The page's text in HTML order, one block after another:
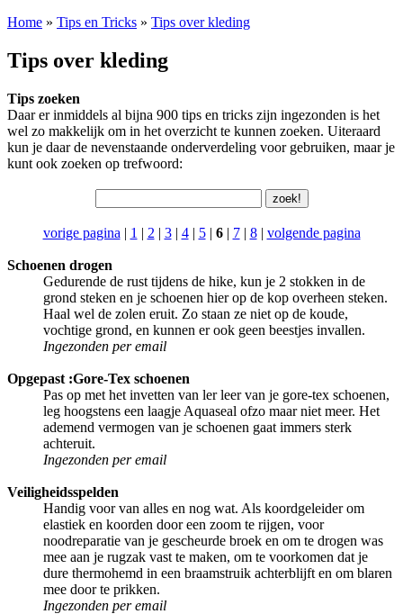
Home » Tips en Tricks » Tips over kleding
Tips over kleding
Tips zoeken
Daar er inmiddels al bijna 900 tips en tricks zijn ingezonden is het
wel zo makkelijk om in het overzicht te kunnen zoeken. Uiteraard
kun je daar de nevenstaande onderverdeling voor gebruiken, maar je
kunt ook zoeken op trefwoord:
vorige pagina | 1 | 2 | 3| 4| 5| 6| 7| 8| volgende pagina
Schoenen drogen
Gedurende de rust tijdens de hike, kun je 2 stokken in de
grond steken en je schoenen hier op de kop overheen steken.
Haal wel de zolen eruit. Zo staan ze niet op de koude,
vochtige grond, en kunnen er ook geen beestjes invallen.
Ingezonden per email
Opgepast :Gore-Tex schoenen
Pas op met het invetten van ler leer van je gore-tex schoenen,
leg hoogstens een laagje Aquaseal ofzo maar niet meer. Het
ademend vermogen van je schoenen gaat immers sterk
achteruit.
Ingezonden per email
Veiligheidsspelden
Handig voor van alles en nog wat. Als koordgeleider om
elastiek en koorden door een zoom te rijgen, voor
noodreparatie van je gescheurde broek en om te drogen was
mee aan je rugzak vast te maken, om te voorkomen dat je
dure thermohemd in een braamstruik achterblijft en om blaren
mee door te prikken.
Ingezonden per email